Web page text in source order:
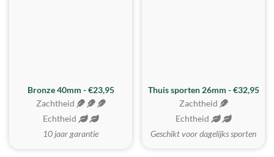
Bronze 40mm - €23,95
Zachtheid
Echtheid
10 jaar garantie
Thuis sporten 26mm - €32,95
Zachtheid
Echtheid
Geschikt voor dagelijks sporten